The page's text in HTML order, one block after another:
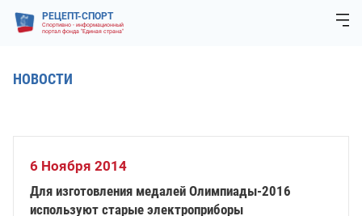
РЕЦЕПТ-СПОРТ
Спортивно - информационный
портал фонда "Единая страна"
НОВОСТИ
6 Ноября 2014
Для изготовления медалей Олимпиады-2016
используют старые электроприборы